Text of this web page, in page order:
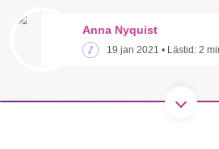
Anna Nyquist
19 jan 2021 • Lästid: 2
Stötta vårt arbete genom att